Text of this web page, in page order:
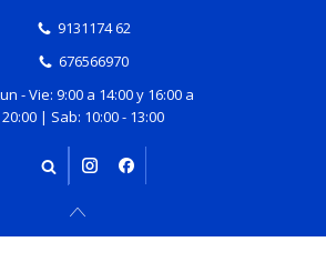
9131174 62
676566970
- Vie: 9:00 a 14:00 y 16:00 a
20:00 | Sab: 10:00 - 13:00